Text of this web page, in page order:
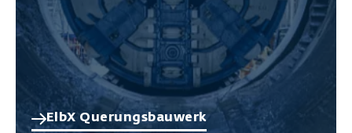
ElbX Querungsbauwerk